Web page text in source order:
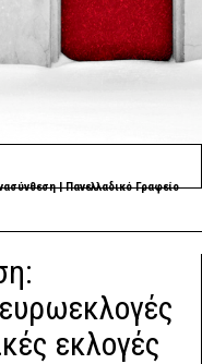
| Πανελλαδικό Γραφείο
εκλογές